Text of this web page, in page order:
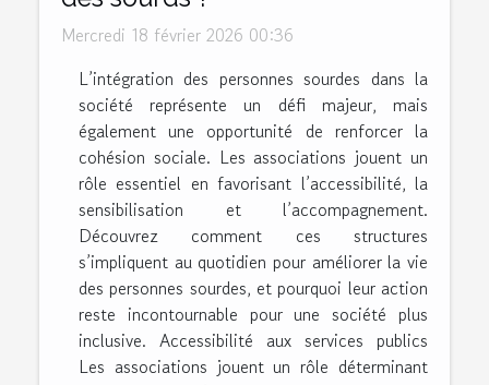
Mercredi 18 février 2026 00:36
L’intégration des personnes sourdes dans la
société représente un défi majeur, mais
également une opportunité de renforcer la
cohésion sociale. Les associations jouent un
rôle essentiel en favorisant l’accessibilité, la
sensibilisation et l’accompagnement.
Découvrez comment ces structures
s’impliquent au quotidien pour améliorer la vie
des personnes sourdes, et pourquoi leur action
reste incontournable pour une société plus
inclusive. Accessibilité aux services publics
Les associations jouent un rôle déterminant